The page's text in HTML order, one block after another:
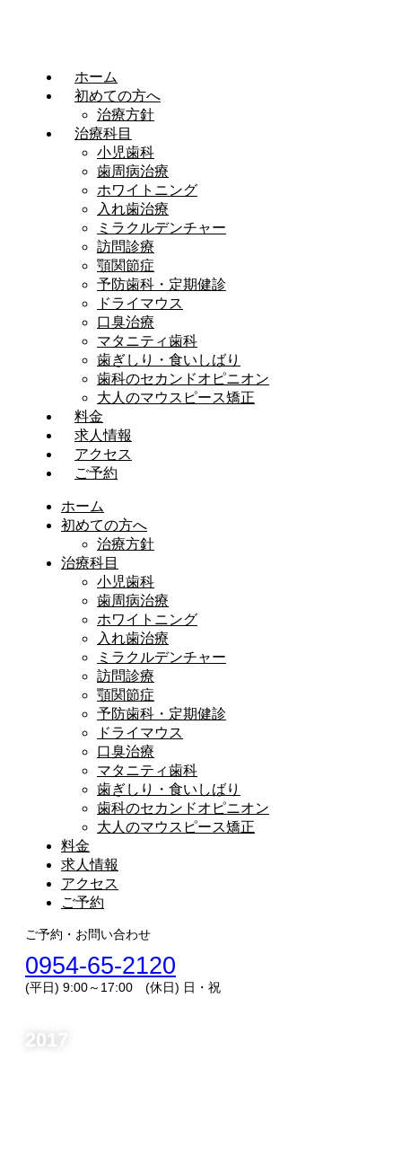
ホーム
初めての方へ
治療方針
治療科目
小児歯科
歯周病治療
ホワイトニング
入れ歯治療
ミラクルデンチャー
訪問診療
顎関節症
予防歯科・定期健診
ドライマウス
口臭治療
マタニティ歯科
歯ぎしり・食いしばり
歯科のセカンドオピニオン
大人のマウスピース矯正
料金
求人情報
アクセス
ご予約
ホーム
初めての方へ
治療方針
治療科目
小児歯科
歯周病治療
ホワイトニング
入れ歯治療
ミラクルデンチャー
訪問診療
顎関節症
予防歯科・定期健診
ドライマウス
口臭治療
マタニティ歯科
歯ぎしり・食いしばり
歯科のセカンドオピニオン
大人のマウスピース矯正
料金
求人情報
アクセス
ご予約
ご予約・お問い合わせ
0954-65-2120
(平日) 9:00～17:00 (休日) 日・祝
2017